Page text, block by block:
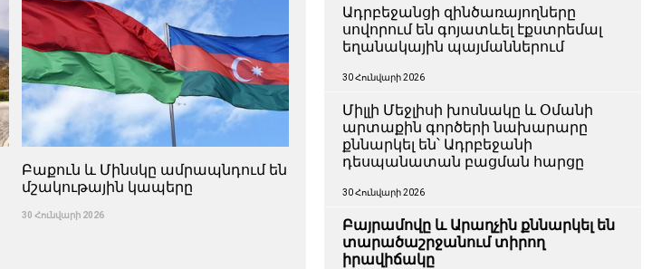
Բաքուն և Մինսկը ամրապնդում են
մշակութային կապերը
30 Հունվարի 2026
Ադրբեջանցի զինծառայողները
սովորում են գոյատևել էքստրեմալ
եղանակային պայմաններում
30 Հունվարի 2026
Միլլի Մեջլիսի խոսնակը և Օմանի
արտաքին գործերի նախարարը
քննարկել են՝ Ադրբեջանի
դեսպանատան բացման հարցը
30 Հունվարի 2026
Բայրամովը և Արաղչին քննարկել են
տարածաշրջանում տիրող
իրավիճակը